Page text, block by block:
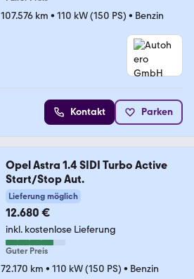
107.576 km • 110 kW (150 PS) • Benzin
Kontakt Parken
Opel Astra 1.4 SIDI Turbo Active
Start/Stop Aut.
Lieferung möglich
12.680 €
inkl. kostenlose Lieferung
Guter Preis
72.170 km • 110 kW (150 PS) • Benzin